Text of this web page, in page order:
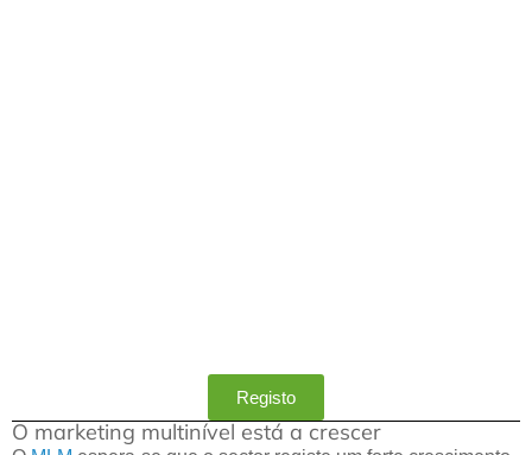
Registo
O marketing multinível está a crescer